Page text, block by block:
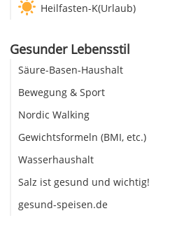
Heilfasten-K(Urlaub)
Gesunder Lebensstil
Säure-Basen-Haushalt
Bewegung & Sport
Nordic Walking
Gewichtsformeln (BMI, etc.)
Wasserhaushalt
Salz ist gesund und wichtig!
gesund-speisen.de